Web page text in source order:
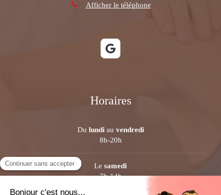
Afficher le téléphone
Horaires
Du lundiau vendredi
8h-20h
Le samedi
7h-14h